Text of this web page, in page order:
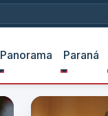
Panorama Paraná